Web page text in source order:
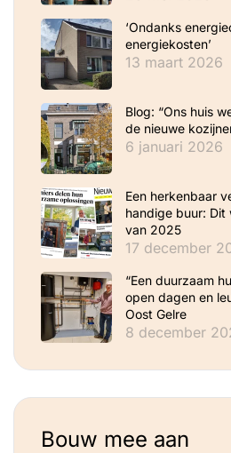
‘Ondanks
energiekosten’
13 maart 2026
Blog: “Ons huis
de nieuwe
6 januari 2026
Een herkenbaar
handige buur: Dit
van 2025
17 december
“Een duurzaam
open dagen en
Oost Gelre
8 december
Bouw mee aan